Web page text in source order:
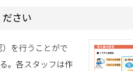
さい
を行うことがで
。各スタッフは作